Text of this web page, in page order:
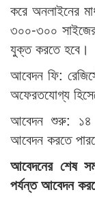
করে অনলাইনের
৩০০-৩০০
যুক্ত করতে হবে।
আবেদন ফি:
অফেরতযোগ্য
আবেদন শুরু: ১৪
আবেদন করতে
আবেদনের শেষ
পর্যন্ত আবেদন